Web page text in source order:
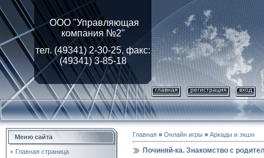
ООО "Управляющая
компания №2"
тел. (49341) 2-30-25, факс:
(49341) 3-85-18
главная регистрация вход
Меню сайта
Главная страница
Главная » Онлайн игры » Аркады и экшн
Починяй-ка. Знакомство с